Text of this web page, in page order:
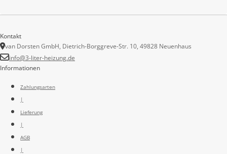
Informationen
Zahlungsarten
|
Lieferung
|
AGB
|
Kontakt
van Dorsten GmbH, Dietrich-Borggreve-Str. 10, 49828 Neuenhaus
info@3-liter-heizung.de